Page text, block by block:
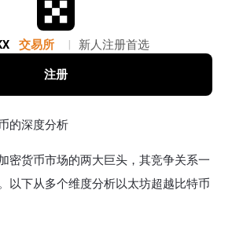
交易所 新人注册首选
注册
的深度分析
密货币市场的两大巨头，其竞争关系一
以下从多个维度分析以太坊超越比特币